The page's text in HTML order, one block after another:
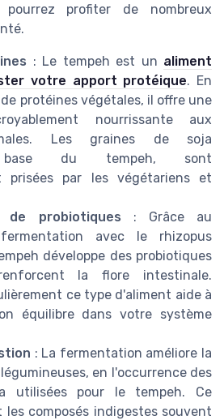
pourrez profiter de nombreux
: Le tempeh est un aliment
votre apport protéique. En
protéines végétales, il offre une
nourrissante aux
Les graines de soja
base du tempeh, sont
prisées par les végétariens et
de probiotiques : Grâce au
avec le rhizopus
développe des probiotiques
la flore intestinale.
ce type d'aliment aide à
équilibre dans votre système
: La fermentation améliore la
en l'occurrence des
utilisées pour le tempeh. Ce
les composés indigestes souvent